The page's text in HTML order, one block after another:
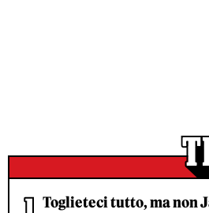
Toglieteci tutto, ma non